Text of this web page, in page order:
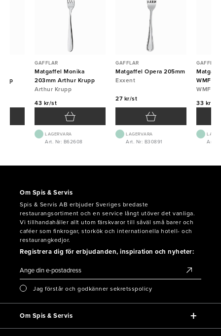
GAFFLAR
Matgaffel Monika
203mm Arthur Krupp
Arthur Krupp
43 kr/st
LAGERVARA
Art. Nr: B62608
GAFFLAR
Matgaffel Opera 205mm
Exxent
27 kr/st
LAGERVARA
Art. Nr: B30891
GAFFLAR
WMF
WMF
33 kr/st
Art.
Om Spis & Servis
Spis & Servis AB erbjuder Sveriges bredaste
restaurangsortiment och en service långt utöver det vanliga.
Vi tillhandahåller allt utom färskvaror till såväl små barer och
caféer som finkrogar, storkök och internationella hotell- och
restaurangkedjor.
Registrera dig för erbjudanden, inspiration och nyheter:
Jag förstår och godkänner sekretsspolicy
Om Spis & Servis